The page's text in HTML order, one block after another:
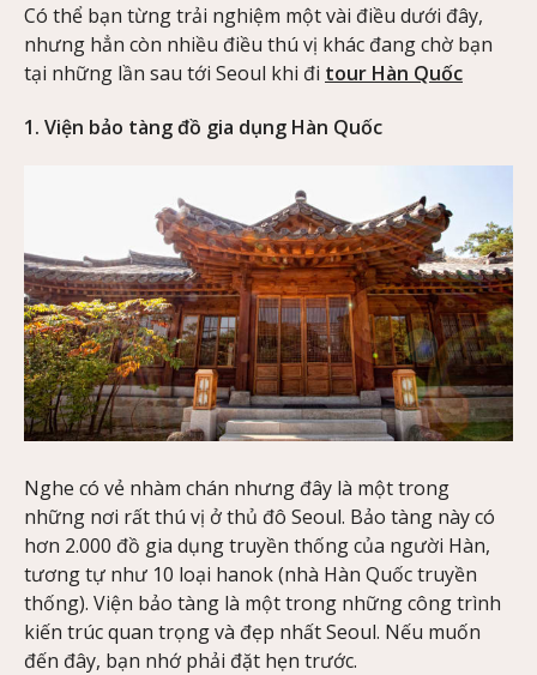
Có thể bạn từng trải nghiệm một vài điều dưới đây,
nhưng hẳn còn nhiều điều thú vị khác đang chờ bạn
tại những lần sau tới Seoul khi đi tour Hàn Quốc
1. Viện bảo tàng đồ gia dụng Hàn Quốc
Nghe có vẻ nhàm chán nhưng đây là một trong
những nơi rất thú vị ở thủ đô Seoul. Bảo tàng này có
hơn 2.000 đồ gia dụng truyền thống của người Hàn,
tương tự như 10 loại hanok (nhà Hàn Quốc truyền
thống). Viện bảo tàng là một trong những công trình
kiến trúc quan trọng và đẹp nhất Seoul. Nếu muốn
đến đây, bạn nhớ phải đặt hẹn trước.